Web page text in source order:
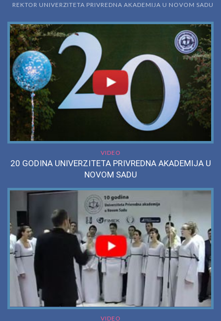
REKTOR UNIVERZITETA PRIVREDNA AKADEMIJA U NOVOM SADU
VIDEO
20 GODINA UNIVERZITETA PRIVREDNA AKADEMIJA U
NOVOM SADU
VIDEO